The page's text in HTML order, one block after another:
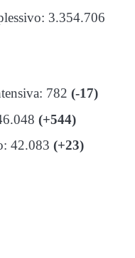
3.354.706
782 (-17)
(+544)
42.083 (+23)